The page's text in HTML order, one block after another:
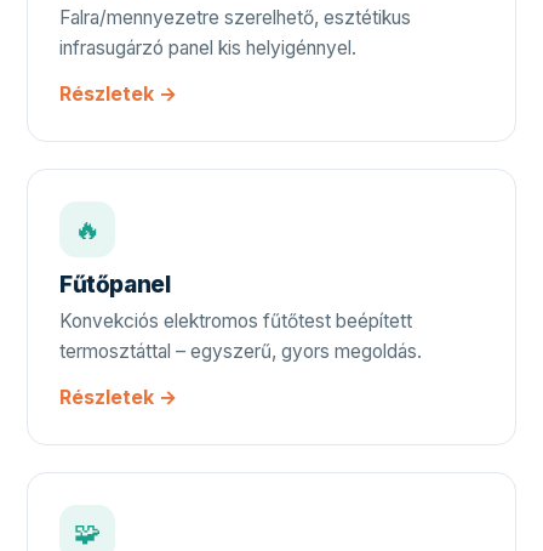
Falra/mennyezetre szerelhető, esztétikus
infrasugárzó panel kis helyigénnyel.
Részletek →
🔥
Fűtőpanel
Konvekciós elektromos fűtőtest beépített
termosztáttal – egyszerű, gyors megoldás.
Részletek →
🧩